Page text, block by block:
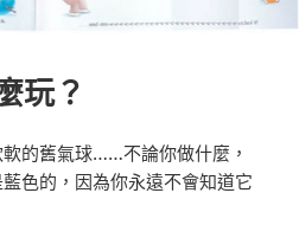
玩？
軟的舊氣球……不論你做什麼，
色的，因為你永遠不會知道它